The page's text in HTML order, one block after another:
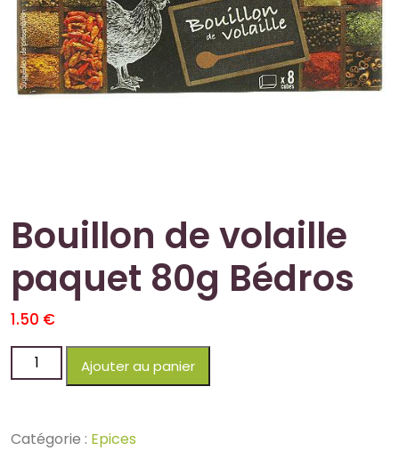
Bouillon de volaille
paquet 80g Bédros
1.50 €
Ajouter au panier
Catégorie : Epices